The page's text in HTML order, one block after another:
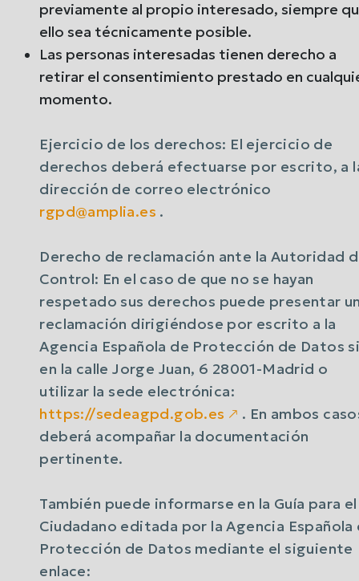
previamente al propio interesado, siempre
ello sea técnicamente posible.
Las personas interesadas tienen derecho a
retirar el consentimiento prestado en
momento.
Ejercicio de los derechos: El ejercicio de
derechos deberá efectuarse por escrito, a
dirección de correo electrónico
rgpd@amplia.es .
Derecho de reclamación ante la Autoridad
Control: En el caso de que no se hayan
respetado sus derechos puede presentar
reclamación dirigiéndose por escrito a la
Agencia Española de Protección de Datos
en la calle Jorge Juan, 6 28001-Madrid o
utilizar la sede electrónica:
https://sedeagpd.gob.es 🡕 . En ambos
deberá acompañar la documentación
pertinente.
También puede informarse en la Guía para el
Ciudadano editada por la Agencia Española
Protección de Datos mediante el siguiente
enlace: